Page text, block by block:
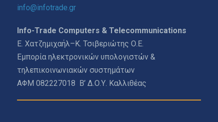
info@infotrade.gr
Info-Trade Computers & Telecommunications
Ε. Χατζημιχαήλ–Κ. Τσιβεριώτης Ο.Ε.
Εμπορία ηλεκτρονικών υπολογιστών &
τηλεπικοινωνιακών συστημάτων
ΑΦΜ 082227018 Β’ Δ.Ο.Υ. Καλλιθέας